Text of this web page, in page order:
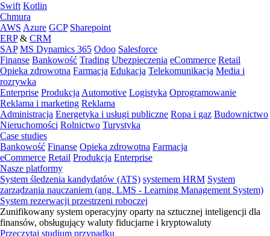
Swift Kotlin
Chmura
AWS Azure GCP Sharepoint
ERP& CRM
SAP MS Dynamics 365 Odoo Salesforce
Finanse Bankowość Trading Ubezpieczenia eCommerce Retail
Opieka zdrowotna Farmacja Edukacja Telekomunikacja Media i
rozrywka
Enterprise Produkcja Automotive Logistyka Oprogramowanie
Reklama i marketing Reklama
Administracja Energetyka i usługi publiczne Ropa i gaz Budownictwo
Nieruchomości Rolnictwo Turystyka
Case studies
Bankowość Finanse Opieka zdrowotna Farmacja
eCommerce Retail Produkcja Enterprise
Nasze platformy
System śledzenia kandydatów (ATS) systemem HRM System
zarządzania nauczaniem (ang. LMS - Learning Management System)
System rezerwacji przestrzeni roboczej
Zunifikowany system operacyjny oparty na sztucznej inteligencji dla
finansów, obsługujący waluty fiducjarne i kryptowaluty
Przeczytaj studium przypadku